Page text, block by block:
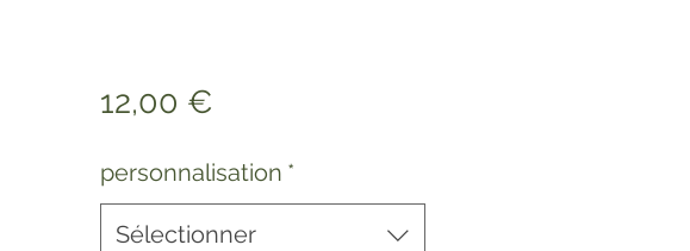
12,00 €
personnalisation *
Sélectionner